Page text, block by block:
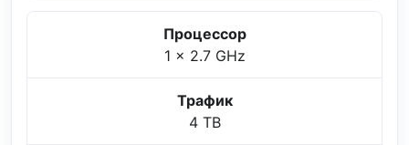
Процессор
1 x 2.7 GHz
Трафик
4 TB